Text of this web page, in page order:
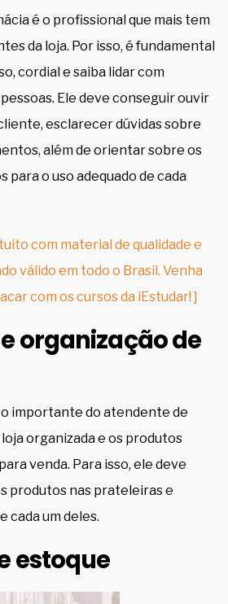
é o profissional que mais tem
da loja. Por isso, é fundamental
cordial e saiba lidar com
Ele deve conseguir ouvir
esclarecer dúvidas sobre
além de orientar sobre os
para o uso adequado de cada
com material de qualidade e
válido em todo o Brasil. Venha
com os cursos da iEstudar! ]
organização de
importante do atendente de
organizada e os produtos
venda. Para isso, ele deve
produtos nas prateleiras e
cada um deles.
estoque